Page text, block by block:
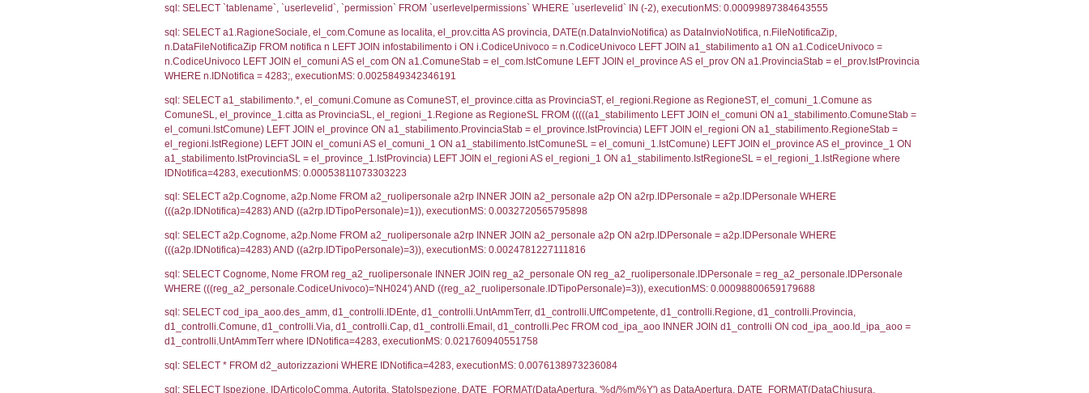
SEZIONE H (pubblico) - DESCRIZIONE SINTETICA DELLO STABILIMENTO E RIEPILOGO SOSTANZE PERICOLOSE DI CUI ALL'ALLEGATO
2012/18/UE
SEZIONE L (pubblico) - INFORMAZIONI SUGLI SCENARI INCIDENTALI CON IMPATTO ALL'ESTERNO DELLO STABILIMENTO
Debug
sql: SELECT COUNT(*) FROM `userlevels` WHERE `userlevelid` = -2, executionMS: 0.00029182434082031
sql: SELECT `userlevelid`, `userlevelname` FROM `userlevels`, executionMS: 0.00021505355834961
sql: SELECT COUNT(*) FROM `userlevelpermissions` WHERE `userlevelid` = -2, executionMS: 0.00019502639770508